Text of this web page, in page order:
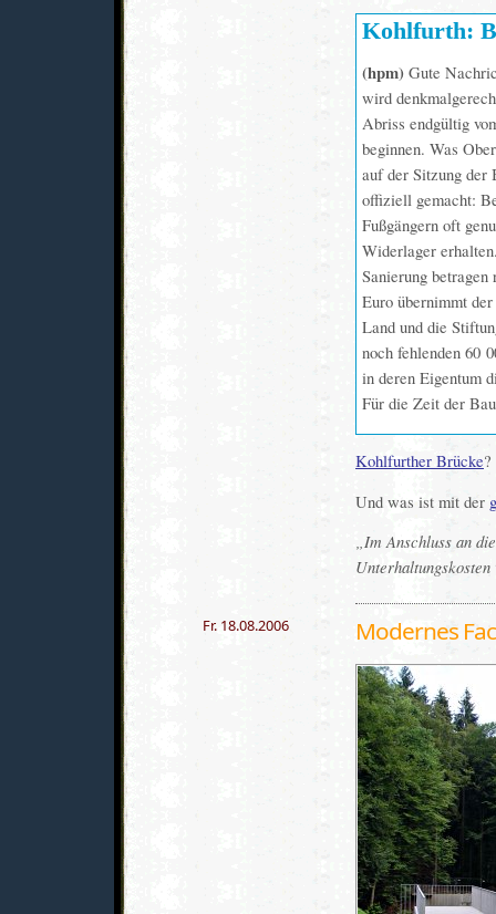
Kohlfurth:
(hpm) Gute
wird
Abriss endgültig
beginnen. Was
auf der Sitzung der
offiziell gemacht:
Fußgängern oft
Widerlager
Sanierung
Euro übernimmt
Land und die
noch fehlenden 60
in deren Eigentum
Für die Zeit der
Kohlfurther Brücke
Und was ist mit der
Im Anschluss an
Fr. 18.08.2006 Modernes